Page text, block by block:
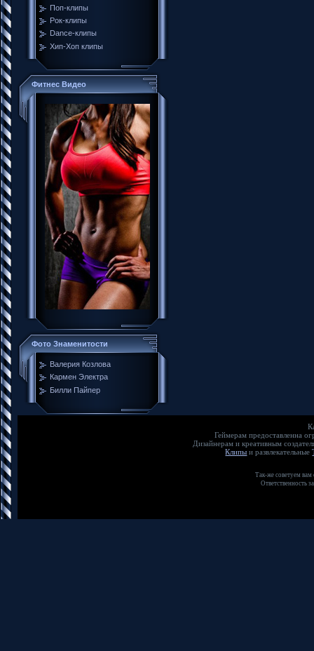
Поп-клипы
Рок-клипы
Dance-клипы
Хип-Хоп клипы
Фитнес Видео
Фото Знаменитости
Валерия Козлова
Кармен Электра
Билли Пайпер
Геймерам предоставленна
Дизайнерам и креативным
Клипы и развлекательные
Так-же советуем
Ответственность